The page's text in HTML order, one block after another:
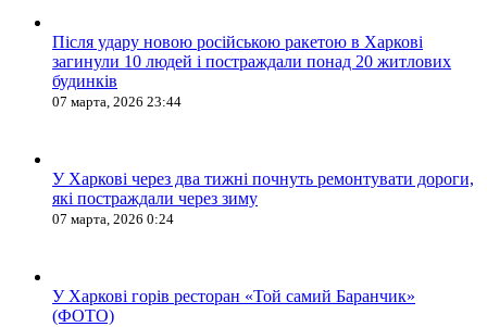
Після удару новою російською ракетою в Харкові
загинули 10 людей і постраждали понад 20 житлових
будинків
07 марта, 2026 23:44
У Харкові через два тижні почнуть ремонтувати дороги,
які постраждали через зиму
07 марта, 2026 0:24
У Харкові горів ресторан «Той самий Баранчик»
(ФОТО)